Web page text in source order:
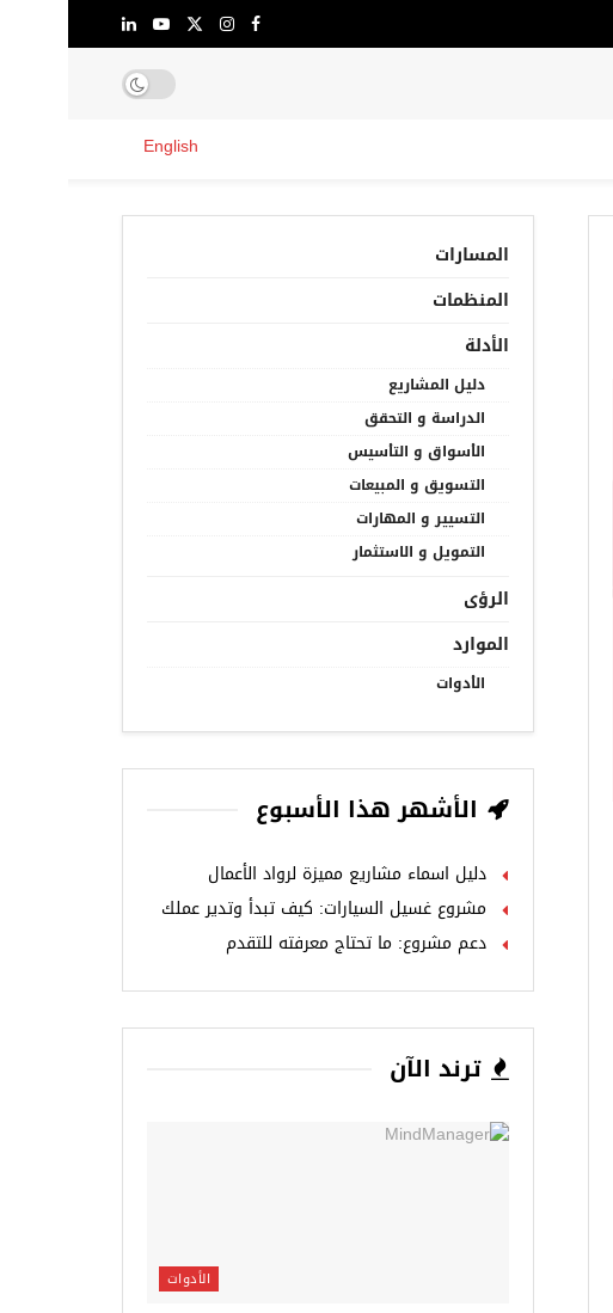
English
المسارات
المنظمات
الأدلة
دليل المشاريع
الدراسة و التحقق
الأسواق و التأسيس
التسويق و المبيعات
التسيير و المهارات
التمويل و الاستثمار
الرؤى
الموارد
الأدوات
الأشهر هذا الأسبوع
دليل اسماء مشاريع مميزة لرواد الأعمال
مشروع غسيل السيارات: كيف تبدأ وتدير عملك
دعم مشروع: ما تحتاج معرفته للتقدم
ترند الآن
الأدوات